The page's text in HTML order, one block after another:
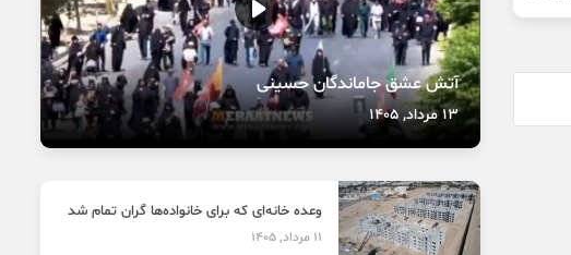
آتش عشق جاماندگان حسینی
13 مرداد, 1405
وعده خانه‌ای که برای خانواده‌ها گران تمام شد
11 مرداد, 1405